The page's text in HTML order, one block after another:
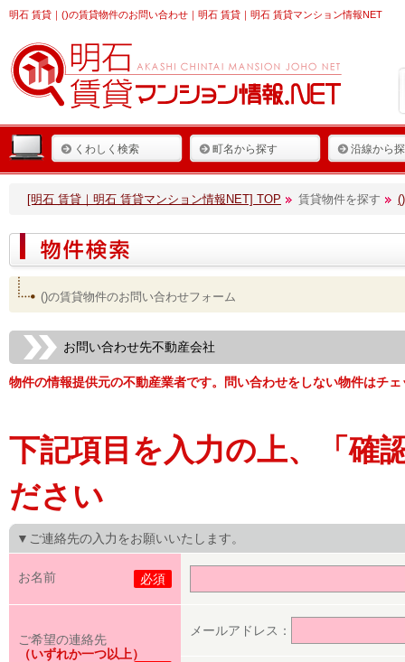
明石 賃貸 ｜()の賃貸物件のお問い合わせ｜明石 賃貸｜明石 賃貸マンション情報NET
くわしく検索 町名から探す 沿線から
[明石 賃貸｜明石 賃貸マンション情報NET] TOP 賃貸物件を探す
()の賃貸物件のお問い合わせフォーム
お問い合わせ先不動産会社
物件の情報提供元の不動産業者です。問い合わせをしない物件はチ
下記項目を入力の上、「確
ださい
▼ご連絡先の入力をお願いいたします。
お名前 必須
ご希望の連絡先
（いずれか一つ以上）
メールアドレス：